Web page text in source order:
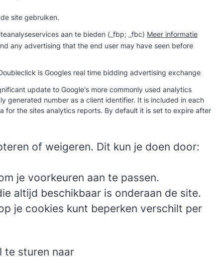
site gebruiken.
aan te bieden (_fbp; _fbc) Meer informatie
any advertising that the end user may have seen before
is Googles real time bidding advertising exchange
update to Google's more commonly used analytics
generated number as a client identifier. It is included in each
for the sites analytics reports. By default it is set to expire after
of weigeren. Dit kun je doen door:
je voorkeuren aan te passen.
altijd beschikbaar is onderaan de site.
je cookies kunt beperken verschilt per
te sturen naar